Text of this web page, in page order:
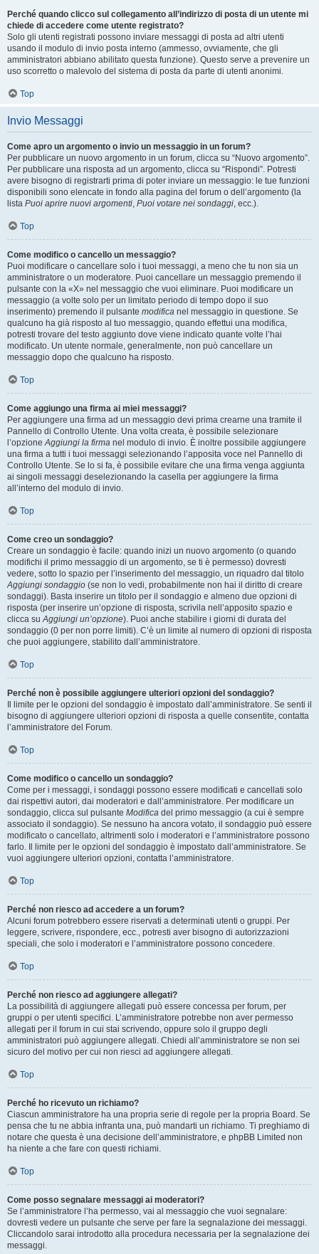
Perché quando clicco sul collegamento all’indirizzo di posta di un utente mi
chiede di accedere come utente registrato?
Solo gli utenti registrati possono inviare messaggi di posta ad altri utenti
usando il modulo di invio posta interno (ammesso, ovviamente, che gli
amministratori abbiano abilitato questa funzione). Questo serve a prevenire un
uso scorretto o malevolo del sistema di posta da parte di utenti anonimi.
Top
Invio Messaggi
Come apro un argomento o invio un messaggio in un forum?
Per pubblicare un nuovo argomento in un forum, clicca su “Nuovo argomento”.
Per pubblicare una risposta ad un argomento, clicca su “Rispondi”. Potresti
avere bisogno di registrarti prima di poter inviare un messaggio: le tue funzioni
disponibili sono elencate in fondo alla pagina del forum o dell’argomento (la
lista Puoi aprire nuovi argomenti, Puoi votare nei sondaggi, ecc.).
Top
Come modifico o cancello un messaggio?
Puoi modificare o cancellare solo i tuoi messaggi, a meno che tu non sia un
amministratore o un moderatore. Puoi cancellare un messaggio premendo il
pulsante con la «X» nel messaggio che vuoi eliminare. Puoi modificare un
messaggio (a volte solo per un limitato periodo di tempo dopo il suo
inserimento) premendo il pulsante modifica nel messaggio in questione. Se
qualcuno ha già risposto al tuo messaggio, quando effettui una modifica,
potresti trovare del testo aggiunto dove viene indicato quante volte l’hai
modificato. Un utente normale, generalmente, non può cancellare un
messaggio dopo che qualcuno ha risposto.
Top
Come aggiungo una firma ai miei messaggi?
Per aggiungere una firma ad un messaggio devi prima crearne una tramite il
Pannello di Controllo Utente. Una volta creata, è possibile selezionare
l’opzioneAggiungi la firma nel modulo di invio. È inoltre possibile aggiungere
una firma a tutti i tuoi messaggi selezionando l’apposita voce nel Pannello di
Controllo Utente. Se lo si fa, è possibile evitare che una firma venga aggiunta
ai singoli messaggi deselezionando la casella per aggiungere la firma
all’interno del modulo di invio.
Top
Come creo un sondaggio?
Creare un sondaggio è facile: quando inizi un nuovo argomento (o quando
modifichi il primo messaggio di un argomento, se ti è permesso) dovresti
vedere, sotto lo spazio per l’inserimento del messaggio, un riquadro dal titolo
Aggiungi sondaggio (se non lo vedi, probabilmente non hai il diritto di creare
sondaggi). Basta inserire un titolo per il sondaggio e almeno due opzioni di
risposta (per inserire un’opzione di risposta, scrivila nell’apposito spazio e
clicca suAggiungi un’opzione). Puoi anche stabilire i giorni di durata del
sondaggio (0 per non porre limiti). C’è un limite al numero di opzioni di risposta
che puoi aggiungere, stabilito dall’amministratore.
Top
Perché non è possibile aggiungere ulteriori opzioni del sondaggio?
Il limite per le opzioni del sondaggio è impostato dall’amministratore. Se senti il
bisogno di aggiungere ulteriori opzioni di risposta a quelle consentite, contatta
l’amministratore del Forum.
Top
Come modifico o cancello un sondaggio?
Come per i messaggi, i sondaggi possono essere modificati e cancellati solo
dai rispettivi autori, dai moderatori e dall’amministratore. Per modificare un
sondaggio, clicca sul pulsante Modifica del primo messaggio (a cui è sempre
associato il sondaggio). Se nessuno ha ancora votato, il sondaggio può essere
modificato o cancellato, altrimenti solo i moderatori e l’amministratore possono
farlo. Il limite per le opzioni del sondaggio è impostato dall’amministratore. Se
vuoi aggiungere ulteriori opzioni, contatta l’amministratore.
Top
Perché non riesco ad accedere a un forum?
Alcuni forum potrebbero essere riservati a determinati utenti o gruppi. Per
leggere, scrivere, rispondere, ecc., potresti aver bisogno di autorizzazioni
speciali, che solo i moderatori e l’amministratore possono concedere.
Top
Perché non riesco ad aggiungere allegati?
La possibilità di aggiungere allegati può essere concessa per forum, per
gruppi o per utenti specifici. L’amministratore potrebbe non aver permesso
allegati per il forum in cui stai scrivendo, oppure solo il gruppo degli
amministratori può aggiungere allegati. Chiedi all’amministratore se non sei
sicuro del motivo per cui non riesci ad aggiungere allegati.
Top
Perché ho ricevuto un richiamo?
Ciascun amministratore ha una propria serie di regole per la propria Board. Se
pensa che tu ne abbia infranta una, può mandarti un richiamo. Ti preghiamo di
notare che questa è una decisione dell’amministratore, e phpBB Limited non
ha niente a che fare con questi richiami.
Top
Come posso segnalare messaggi ai moderatori?
Se l’amministratore l’ha permesso, vai al messaggio che vuoi segnalare:
dovresti vedere un pulsante che serve per fare la segnalazione dei messaggi.
Cliccandolo sarai introdotto alla procedura necessaria per la segnalazione dei
messaggi.